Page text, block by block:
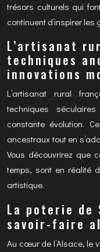
trésors culturels qui
continuent d’inspirer
L’artisanat
techniques
innovations
L’artisanat rural
techniques
constante évolution.
ancestraux tout en
Vous découvrirez que
temps, sont en réalité
artistique.
La poterie de
savoir-faire
Au cœur de l’Alsace, le